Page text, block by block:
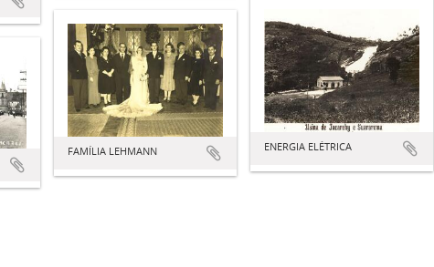
ENERGIA ELÉTRICA
FAMÍLIA LEHMANN